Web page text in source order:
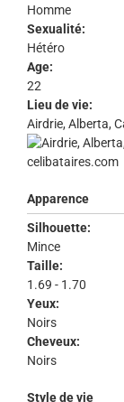
Homme
Sexualité:
Hétéro
Age:
22
Lieu de vie:
Airdrie, Alberta,
Apparence
Silhouette:
Mince
Taille:
1.69 - 1.70
Yeux:
Noirs
Cheveux:
Noirs
Style de vie